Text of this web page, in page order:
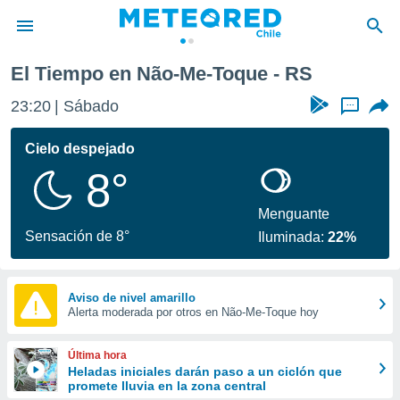
de
por
se
calidad.
a este
las
y
forma
digital
basada
El Tiempo en Não-Me-Toque - RS
23:20 Sábado ...
Cielo despejado
8°
Sensación de 8°
Menguante
Iluminada:22%
Aviso de nivel amarillo
Alerta moderada por otros en Não-Me-Toque hoy
Última hora
Heladas iniciales darán paso a un ciclón que
promete lluvia en la zona central